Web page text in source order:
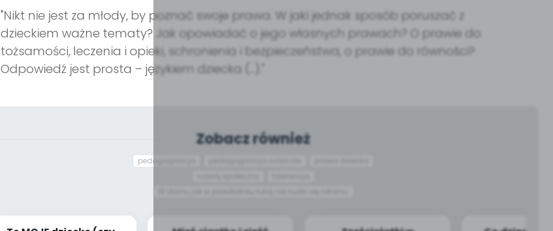
"Nikt nie jest za młody, by poznać swoje prawa. W jaki jednak sposób poruszać z
dzieckiem ważne tematy? Jak opowiadać o jego własnych prawach? O prawie do
tożsamości, leczenia i opieki, schronienia i bezpieczeństwa, o prawie do równości?
Odpowiedź jest prosta – językiem dziecka (...)."
Zobacz również
pedagogizacja